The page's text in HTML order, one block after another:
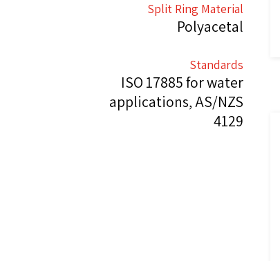
Split Ring Material
Polyacetal
Standards
ISO 17885 for water
applications, AS/NZS
4129